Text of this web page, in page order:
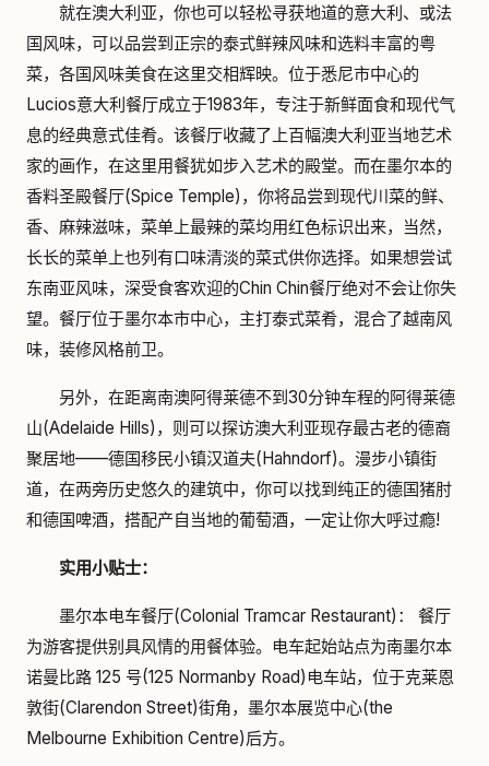
就在澳大利亚，你也可以轻松寻获地道的意大利、或法
国风味，可以品尝到正宗的泰式鲜辣风味和选料丰富的粤
菜，各国风味美食在这里交相辉映。位于悉尼市中心的
Lucios意大利餐厅成立于1983年，专注于新鲜面食和现代气
息的经典意式佳肴。该餐厅收藏了上百幅澳大利亚当地艺术
家的画作，在这里用餐犹如步入艺术的殿堂。而在墨尔本的
香料圣殿餐厅(Spice Temple)，你将品尝到现代川菜的鲜、
香、麻辣滋味，菜单上最辣的菜均用红色标识出来，当然，
长长的菜单上也列有口味清淡的菜式供你选择。如果想尝试
东南亚风味，深受食客欢迎的Chin Chin餐厅绝对不会让你失
望。餐厅位于墨尔本市中心，主打泰式菜肴，混合了越南风
味，装修风格前卫。
另外，在距离南澳阿得莱德不到30分钟车程的阿得莱德
山(Adelaide Hills)，则可以探访澳大利亚现存最古老的德裔
聚居地——德国移民小镇汉道夫(Hahndorf)。漫步小镇街
道，在两旁历史悠久的建筑中，你可以找到纯正的德国猪肘
和德国啤酒，搭配产自当地的葡萄酒，一定让你大呼过瘾!
实用小贴士：
墨尔本电车餐厅(Colonial Tramcar Restaurant)： 餐厅
为游客提供别具风情的用餐体验。电车起始站点为南墨尔本
诺曼比路 125 号(125 Normanby Road)电车站，位于克莱恩
敦街(Clarendon Street)街角，墨尔本展览中心(the
Melbourne Exhibition Centre)后方。